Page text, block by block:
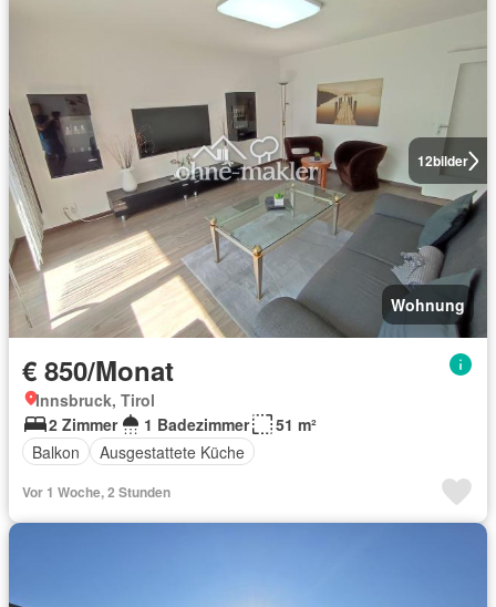
12bilder
Wohnung
€ 850/Monat
Innsbruck, Tirol
2 Zimmer
1 Badezimmer
51 m²
Balkon
Ausgestattete Küche
Vor 1 Woche, 2 Stunden